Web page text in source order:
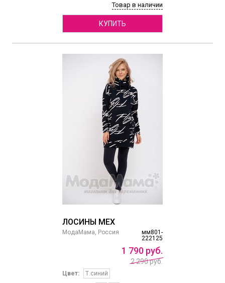
Товар в наличии
КУПИТЬ
ЛОСИНЫ МЕХ
мм801-
222125
МодаМама, Россия
1 790 руб.
2 290 руб.
Цвет:
Т.синий